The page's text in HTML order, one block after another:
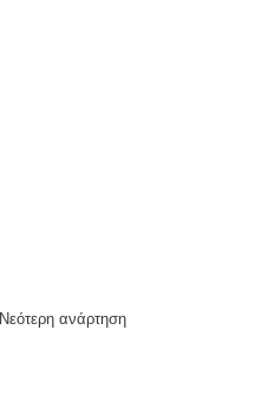
Νεότερη ανάρτηση